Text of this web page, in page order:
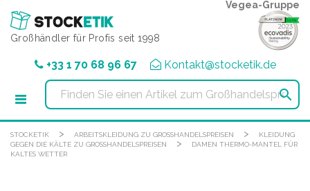
Großhändler für Profis seit 1998
Vegea-Gruppe
+33 1 70 68 96 67 Kontakt@stocketik.de

STOCKETIK > ARBEITSKLEIDUNG ZU GROSSHANDELSPREISEN >
KLEIDUNG
GEGEN DIE KÄLTE ZU GROSSHANDELSPREISEN
>
DAMEN THERMO-MANTEL FÜR
KALTES WETTER